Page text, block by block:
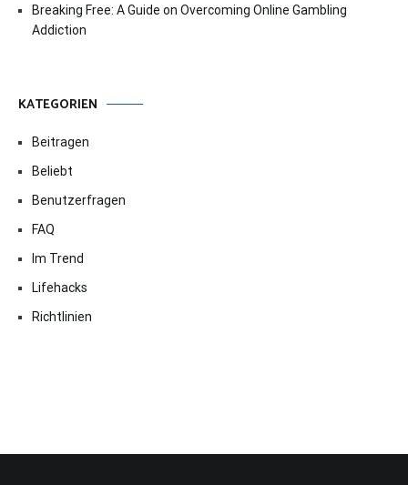
Breaking Free: A Guide on Overcoming Online Gambling
Addiction
KATEGORIEN
Beitragen
Beliebt
Benutzerfragen
FAQ
Im Trend
Lifehacks
Richtlinien